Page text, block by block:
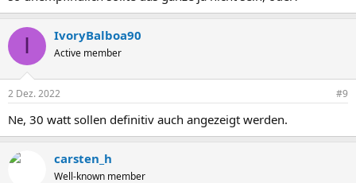
I IvoryBalboa90
Active member
2 Dez. 2022 #9
Ne, 30 watt sollen definitiv auch angezeigt werden.
carsten_h
Well-known member